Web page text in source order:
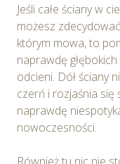
Jeśli całe ściany w
możesz
którym mowa, to
naprawdę
odcieni. Dół ściany
czerń i rozjaśnia się
naprawdę
nowoczesności.